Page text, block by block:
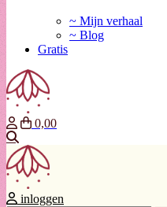
~ Mijn verhaal
~ Blog
Gratis
0,00
inloggen